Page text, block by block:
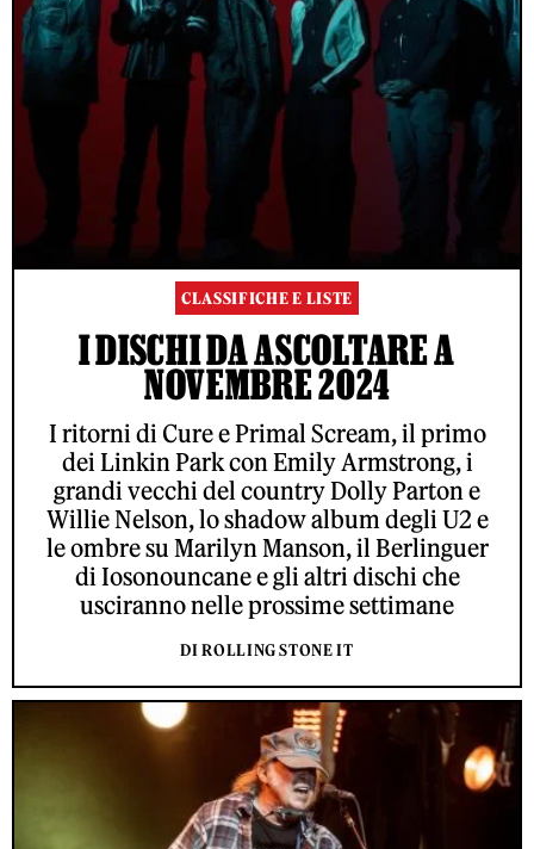
CLASSIFICHE E LISTE
I DISCHI DA ASCOLTARE A
NOVEMBRE 2024
I ritorni di Cure e Primal Scream, il primo
dei Linkin Park con Emily Armstrong, i
grandi vecchi del country Dolly Parton e
Willie Nelson, lo shadow album degli U2 e
le ombre su Marilyn Manson, il Berlinguer
di Iosonouncane e gli altri dischi che
usciranno nelle prossime settimane
DI ROLLING STONE IT